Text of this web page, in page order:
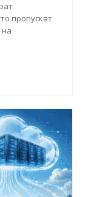
пропускат